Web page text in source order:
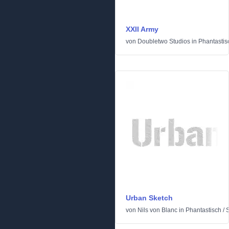
XXII Army
von Doubletwo Studios in
Urban Sketch
von Nils von Blanc in Phantastisch /